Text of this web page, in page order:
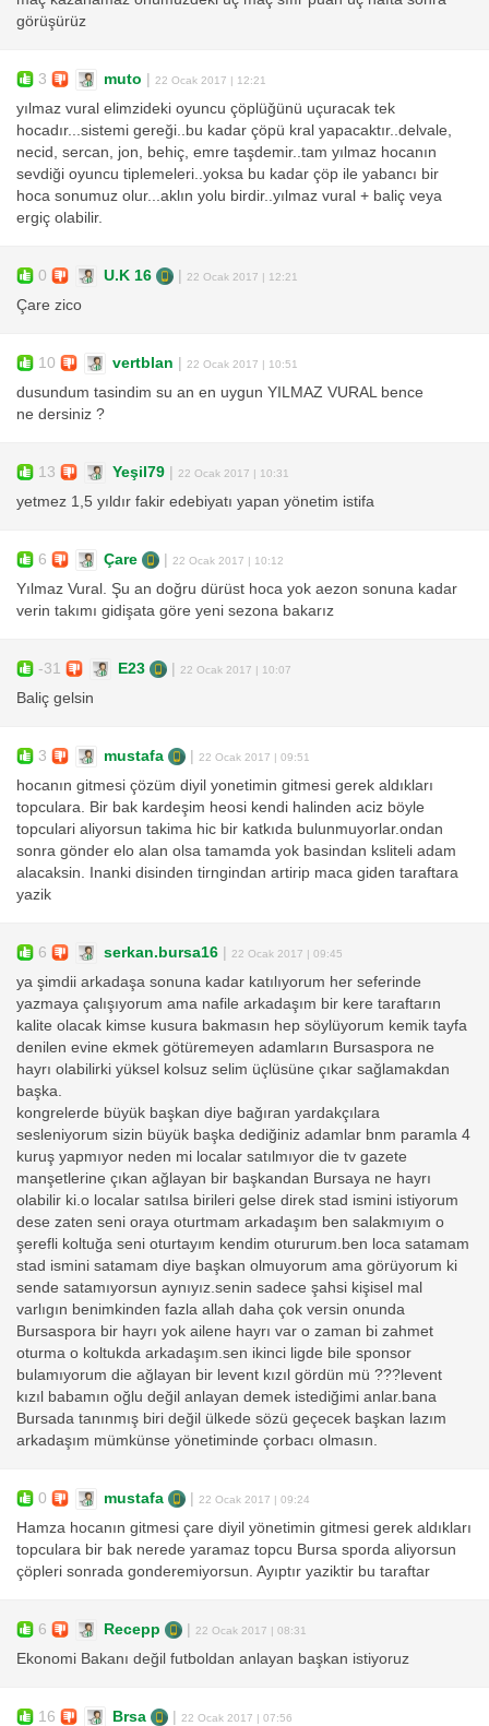
görüşürüz
3 muto 22 Ocak 2017 | 12:21
yılmaz vural elimzideki oyuncu çöplüğünü uçuracak tek
hocadır...sistemi gereği..bu kadar çöpü kral yapacaktır..delvale,
necid, sercan, jon, behiç, emre taşdemir..tam yılmaz hocanın
sevdiği oyuncu tiplemeleri..yoksa bu kadar çöp ile yabancı bir
hoca sonumuz olur...aklın yolu birdir..yılmaz vural + baliç veya
ergiç olabilir.
0 U.K 16 22 Ocak 2017 | 12:21
Çare zico
10 vertblan 22 Ocak 2017 | 10:51
dusundum tasindim su an en uygun YILMAZ VURAL bence
ne dersiniz ?
13 Yeşil79 22 Ocak 2017 | 10:31
yetmez 1,5 yıldır fakir edebiyatı yapan yönetim istifa
6 Çare 22 Ocak 2017 | 10:12
Yılmaz Vural. Şu an doğru dürüst hoca yok aezon sonuna kadar
verin takımı gidişata göre yeni sezona bakarız
-31 E23 22 Ocak 2017 | 10:07
Baliç gelsin
3 mustafa 22 Ocak 2017 | 09:51
hocanın gitmesi çözüm diyil yonetimin gitmesi gerek aldıkları
topculara. Bir bak kardeşim heosi kendi halinden aciz böyle
topculari aliyorsun takima hic bir katkıda bulunmuyorlar.ondan
sonra gönder elo alan olsa tamamda yok basindan ksliteli adam
alacaksin. Inanki disinden tirngindan artirip maca giden taraftara
yazik
6 serkan.bursa16 22 Ocak 2017 | 09:45
ya şimdii arkadaşa sonuna kadar katılıyorum her seferinde
yazmaya çalışıyorum ama nafile arkadaşım bir kere taraftarın
kalite olacak kimse kusura bakmasın hep söylüyorum kemik tayfa
denilen evine ekmek götüremeyen adamların Bursaspora ne
hayrı olabilirki yüksel kolsuz selim üçlüsüne çıkar sağlamakdan
başka.
kongrelerde büyük başkan diye bağıran yardakçılara
sesleniyorum sizin büyük başka dediğiniz adamlar bnm paramla 4
kuruş yapmıyor neden mi localar satılmıyor die tv gazete
manşetlerine çıkan ağlayan bir başkandan Bursaya ne hayrı
olabilir ki.o localar satılsa birileri gelse direk stad ismini istiyorum
dese zaten seni oraya oturtmam arkadaşım ben salakmıyım o
şerefli koltuğa seni oturtayım kendim otururum.ben loca satamam
stad ismini satamam diye başkan olmuyorum ama görüyorum ki
sende satamıyorsun aynıyız.senin sadece şahsi kişisel mal
varlıgın benimkinden fazla allah daha çok versin onunda
Bursaspora bir hayrı yok ailene hayrı var o zaman bi zahmet
oturma o koltukda arkadaşım.sen ikinci ligde bile sponsor
bulamıyorum die ağlayan bir levent kızıl gördün mü ???levent
kızıl babamın oğlu değil anlayan demek istediğimi anlar.bana
Bursada tanınmış biri değil ülkede sözü geçecek başkan lazım
arkadaşım mümkünse yönetiminde çorbacı olmasın.
0 mustafa 22 Ocak 2017 | 09:24
Hamza hocanın gitmesi çare diyil yönetimin gitmesi gerek aldıkları
topculara bir bak nerede yaramaz topcu Bursa sporda aliyorsun
çöpleri sonrada gonderemiyorsun. Ayıptır yaziktir bu taraftar
6 Recepp 22 Ocak 2017 | 08:31
Ekonomi Bakanı değil futboldan anlayan başkan istiyoruz
16 Brsa 22 Ocak 2017 | 07:56